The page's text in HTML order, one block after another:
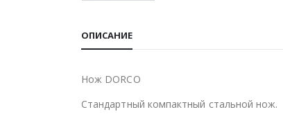
ОПИСАНИЕ
Нож DORCO
Стандартный компактный стальной нож.